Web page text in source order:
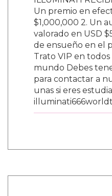
Un premio en
$1,000,000 2. Un
valorado en USD
de ensueño en el
Trato VIP en
mundo Debes
para contactar a
unas si eres